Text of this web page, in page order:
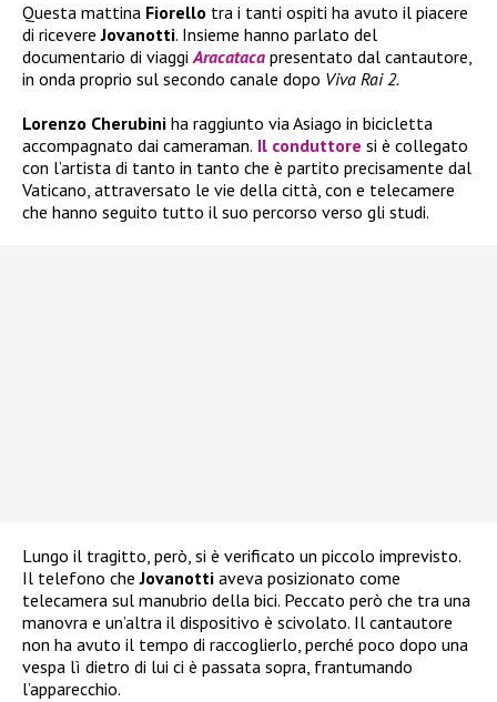
Questa mattina Fiorello tra i tanti ospiti ha avuto il piacere
di ricevereJovanotti. Insieme hanno parlato del
documentario di viaggiAracataca presentato dal cantautore,
in onda proprio sul secondo canale dopo Viva Rai 2.
Lorenzo Cherubini ha raggiunto via Asiago in bicicletta
accompagnato dai cameraman. Il conduttore si è collegato
con l’artista di tanto in tanto che è partito precisamente dal
Vaticano, attraversato le vie della città, con e telecamere
che hanno seguito tutto il suo percorso verso gli studi.
Lungo il tragitto, però, si è verificato un piccolo imprevisto.
Il telefono cheJovanotti aveva posizionato come
telecamera sul manubrio della bici. Peccato però che tra una
manovra e un’altra il dispositivo è scivolato. Il cantautore
non ha avuto il tempo di raccoglierlo, perché poco dopo una
vespa lì dietro di lui ci è passata sopra, frantumando
l’apparecchio.